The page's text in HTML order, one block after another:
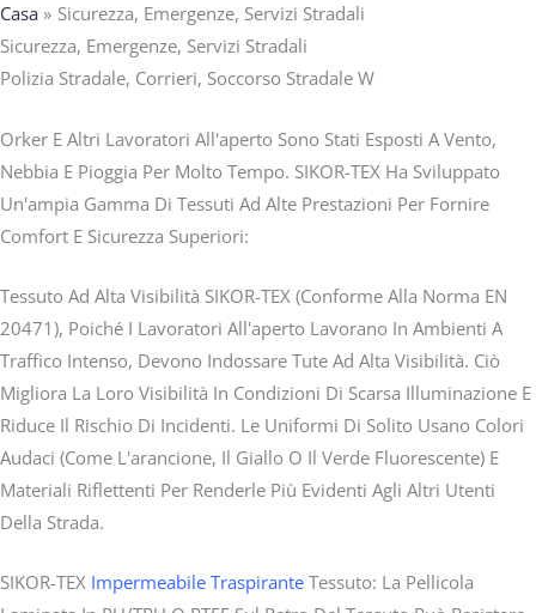
Casa
Sicurezza, Emergenze, Servizi Stradali
Sicurezza, Emergenze, Servizi Stradali
Polizia Stradale, Corrieri, Soccorso Stradale W
Orker E Altri Lavoratori All'aperto Sono Stati Esposti A Vento,
Nebbia E Pioggia Per Molto Tempo. SIKOR-TEX Ha Sviluppato
Un'ampia Gamma Di Tessuti Ad Alte Prestazioni Per Fornire
Comfort E Sicurezza Superiori:
Tessuto Ad Alta Visibilità SIKOR-TEX (conforme Alla Norma EN
20471), Poiché I Lavoratori All'aperto Lavorano In Ambienti A
Traffico Intenso, Devono Indossare Tute Ad Alta Visibilità. Ciò
Migliora La Loro Visibilità In Condizioni Di Scarsa Illuminazione E
Riduce Il Rischio Di Incidenti. Le Uniformi Di Solito Usano Colori
Audaci (come L'arancione, Il Giallo O Il Verde Fluorescente) E
Materiali Riflettenti Per Renderle Più Evidenti Agli Altri Utenti
Della Strada.
SIKOR-TEX Impermeabile Traspirante Tessuto: La Pellicola